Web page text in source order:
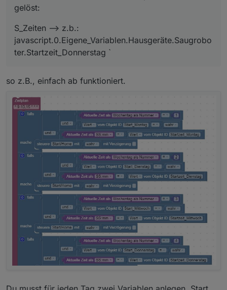
gelöst:
S_Zeiten –> z.b.:
javascript.0.Eigene_Variablen.Hausgeräte.Saugrobo
ter.Startzeit_Donnerstag `
so z.B., einfach ab funktioniert.